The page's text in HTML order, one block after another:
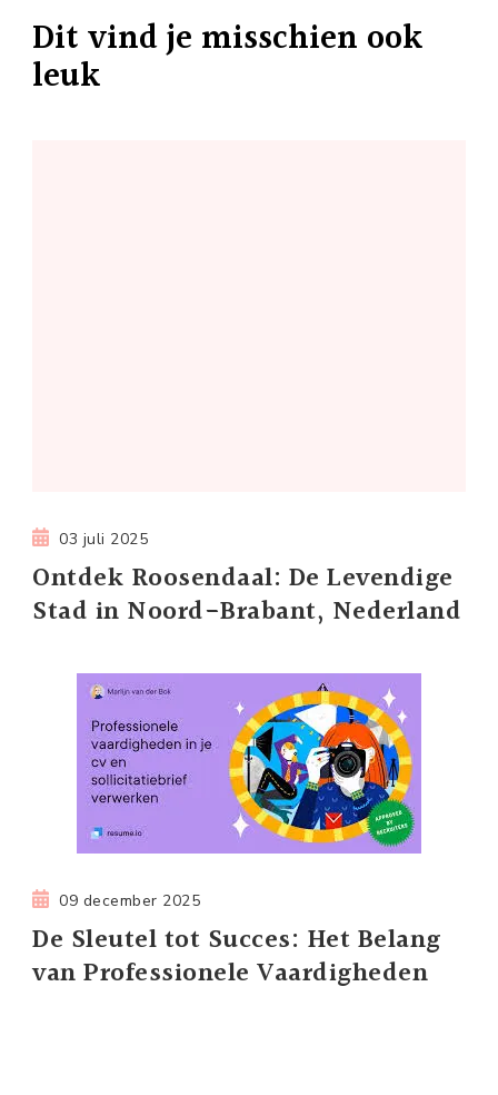
Dit vind je misschien ook
leuk
03 juli 2025
Ontdek Roosendaal: De Levendige
Stad in Noord-Brabant, Nederland
09 december 2025
De Sleutel tot Succes: Het Belang
van Professionele Vaardigheden